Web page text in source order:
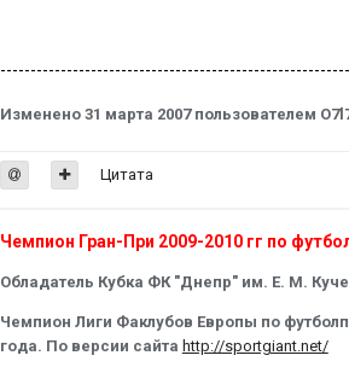
Изменено 31 марта 2007пользователем
Цитата
Чемпион Гран-При 2009-2010 гг по
Обладатель Кубка ФК "Днепр" им. Е. М.
Чемпион Лиги Факлубов Европы по
года. По версии сайта http://sportgiant.net/